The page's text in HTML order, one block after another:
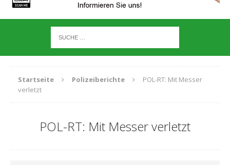
Startseite Polizeiberichte
POL-RT: Mit Messer
verletzt
POL-RT: Mit Messer verletzt